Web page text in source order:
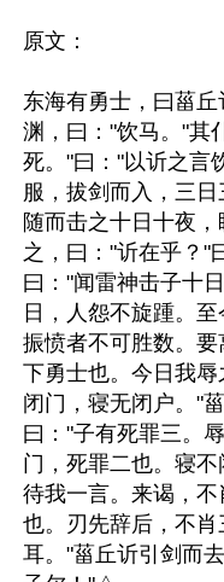
原文：
东海有勇士，曰菑
渊，曰："饮马。"其
死。"曰："以䜣之言
服，拔剑而入，三
随而击之十日十夜
之，曰："䜣在乎？"
曰："闻雷神击子十
日，人怨不旋踵。
振愤者不可胜数。
下勇士也。今日我
闭门，寝无闭户。"
曰："子有死罪三。
门，死罪二也。寝
待我一言。来谒，
也。刃先辞后，不
耳。"菑丘䜣引剑而